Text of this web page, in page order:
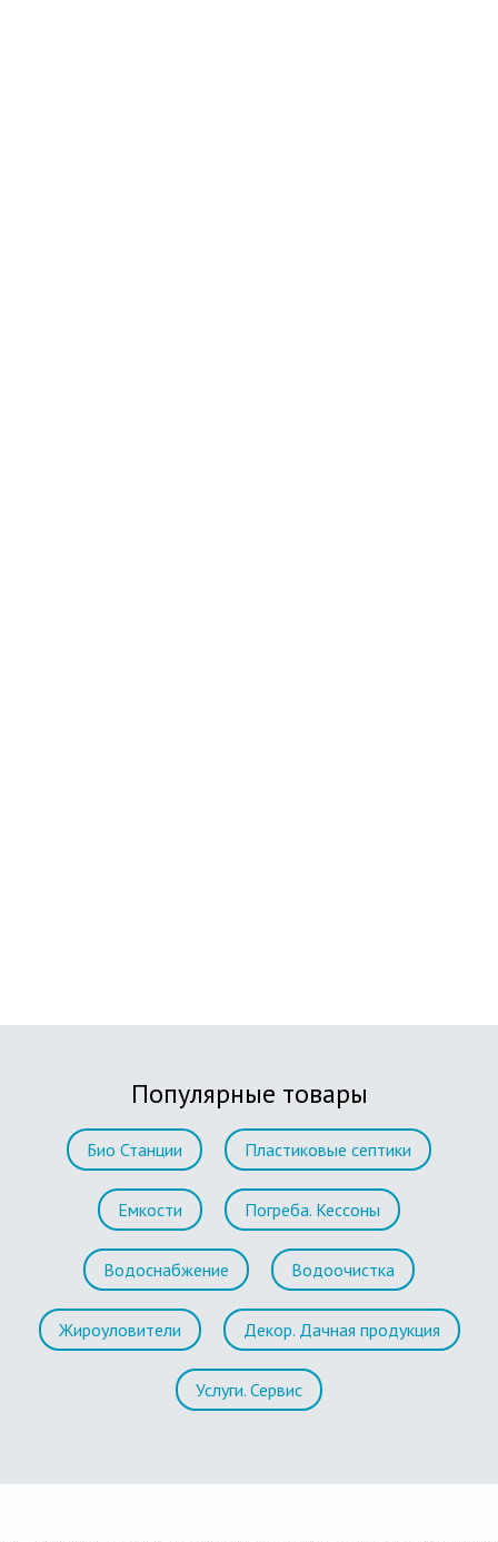
Популярные товары
Био Станции Пластиковые септики
Емкости Погреба. Кессоны
Водоснабжение Водоочистка
Жироуловители Декор. Дачная продукция
Услуги. Сервис